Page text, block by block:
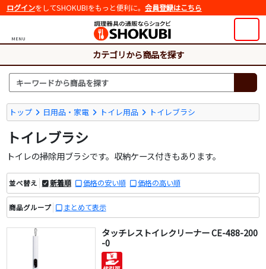
ログインをしてSHOKUBIをもっと便利に。 会員登録はこちら
MENU
カテゴリから商品を探す
トップ 日用品・家電 トイレ用品 トイレブラシ
トイレブラシ
トイレの掃除用ブラシです。収納ケース付きもあります。
並べ替え 新着順 価格の安い順 価格の高い順
商品グループ まとめて表示
タッチレストイレクリーナー CE-488-200
-0